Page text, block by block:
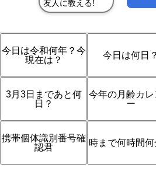
今日は令和何年？今
現在は？
今日は何日？
3月3日まであと何
日？
今年の月齢カ
ー
携帯個体識別番号確
認君
時まで何時間何